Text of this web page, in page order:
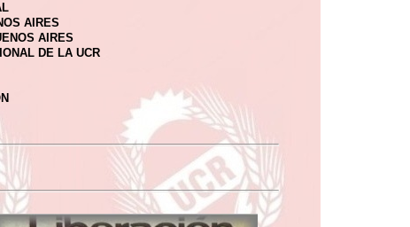
AIRES
AIRES
DE LA UCR